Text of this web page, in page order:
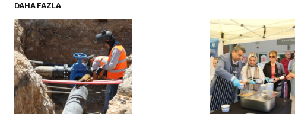
YORUM GÖNDER
DAHA FAZLA